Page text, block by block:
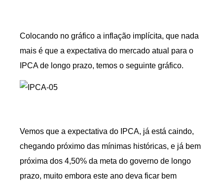
Colocando no gráfico a inflação implícita, que nada
mais é que a expectativa do mercado atual para o
IPCA de longo prazo, temos o seguinte gráfico.
Vemos que a expectativa do IPCA, já está caindo,
chegando próximo das mínimas históricas, e já bem
próxima dos 4,50% da meta do governo de longo
prazo, muito embora este ano deva ficar bem